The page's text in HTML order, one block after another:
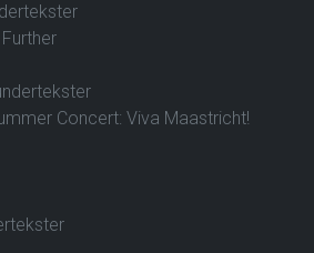
Concert: Viva Maastricht!